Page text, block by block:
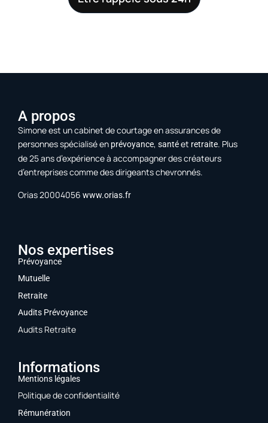
A propos
Simone est un cabinet de courtage en assurances de
personnes spécialisé en prévoyance, santéet retraite. Plus
de 25 ans d’expérience à accompagner des créateurs
d’entreprises comme des dirigeants chevronnés.
Orias 20004056 www.orias.fr
Nos expertises
Prévoyance
Mutuelle
Retraite
Audits Prévoyance
Audits Retraite
Informations
Mentions légales
Politique de confidentialité
Rémunération